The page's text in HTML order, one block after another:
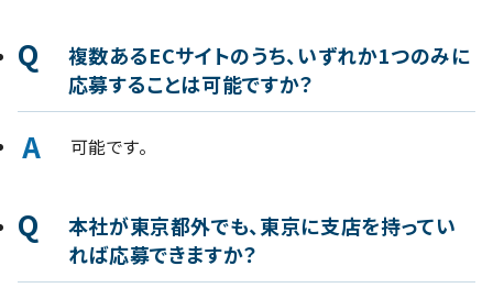
Q
複数あるECサイトのうち、いずれか1つのみに
応募することは可能ですか？
A 可能です。
Q
本社が東京都外でも、東京に支店を持ってい
れば応募できますか？